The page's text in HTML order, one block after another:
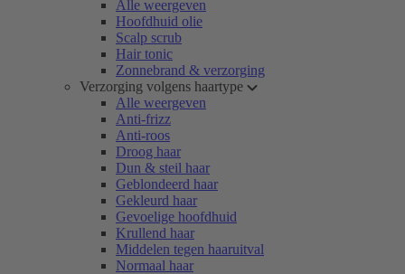
Alle weergeven
Hoofdhuid olie
Scalp scrub
Hair tonic
Zonnebrand & verzorging
Verzorging volgens haartype
Alle weergeven
Anti-frizz
Anti-roos
Droog haar
Dun & steil haar
Geblondeerd haar
Gekleurd haar
Gevoelige hoofdhuid
Krullend haar
Middelen tegen haaruitval
Normaal haar